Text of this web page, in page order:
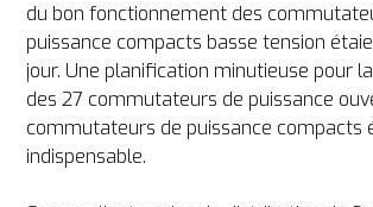
du bon fonctionnement des
puissance compacts basse tension
jour. Une planification minutieuse pour
des 27 commutateurs de puissance
commutateurs de puissance compacts
indispensable.